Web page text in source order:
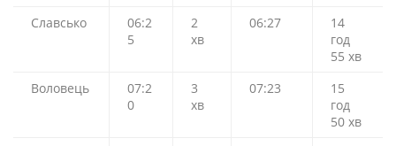
Славсько
06:2
5
2
хв
06:27
14
год
55 хв
Воловець
07:2
0
3
хв
07:23
15
год
50 хв